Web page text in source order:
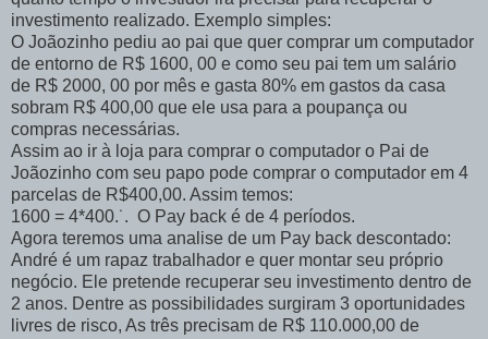
investimento realizado. Exemplo simples:
O Joãozinho pediu ao pai que quer comprar um computador
de entorno de R$ 1600, 00 e como seu pai tem um salário
de R$ 2000, 00 por mês e gasta 80% em gastos da casa
sobram R$ 400,00 que ele usa para a poupança ou
compras necessárias.
Assim ao ir à loja para comprar o computador o Pai de
Joãozinho com seu papo pode comprar o computador em 4
parcelas de R$400,00. Assim temos:
1600 = 4*400.˙. O Pay back é de 4 períodos.
Agora teremos uma analise de um Pay back descontado:
André é um rapaz trabalhador e quer montar seu próprio
negócio. Ele pretende recuperar seu investimento dentro de
2 anos. Dentre as possibilidades surgiram 3 oportunidades
livres de risco, As três precisam de R$ 110.000,00 de